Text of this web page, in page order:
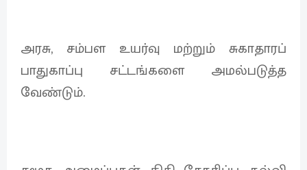
அரசு, சம்பள உயர்வு மற்றும் சுகாதாரப்
பாதுகாப்பு சட்டங்களை அமல்படுத்த
வேண்டும்.